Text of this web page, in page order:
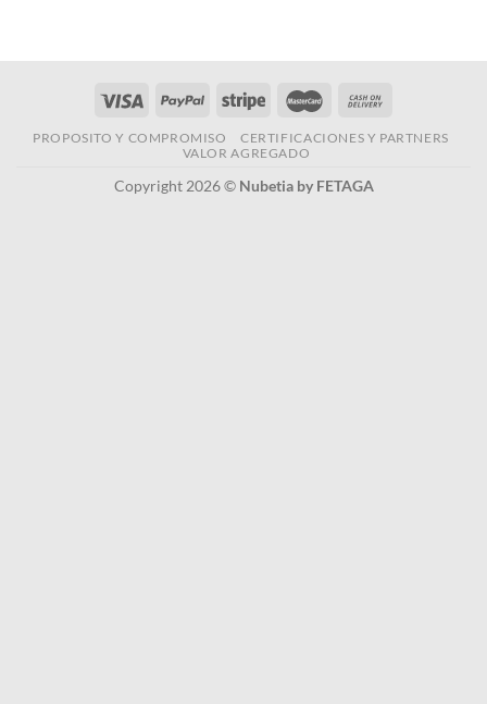
PROPOSITO Y COMPROMISO
CERTIFICACIONES Y PARTNERS
VALOR AGREGADO
Copyright 2026 © Nubetia by FETAGA